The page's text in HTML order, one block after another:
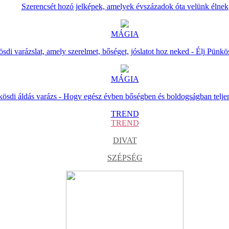
Szerencsét hozó jelképek, amelyek évszázadok óta velünk élnek
MÁGIA
varázslat, amely szerelmet, bőséget, jóslatot hoz neked - Élj
MÁGIA
áldás varázs - Hogy egész évben bőségben és boldogságban
TREND
TREND
DIVAT
SZÉPSÉG